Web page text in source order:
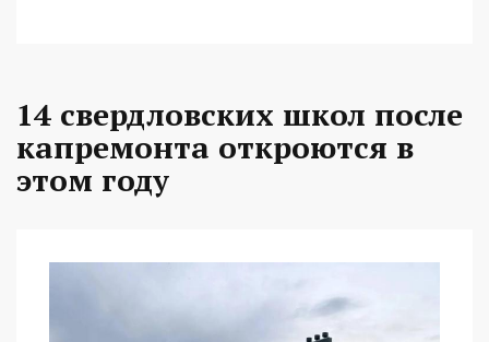
14 свердловских школ после
капремонта откроются в
этом году